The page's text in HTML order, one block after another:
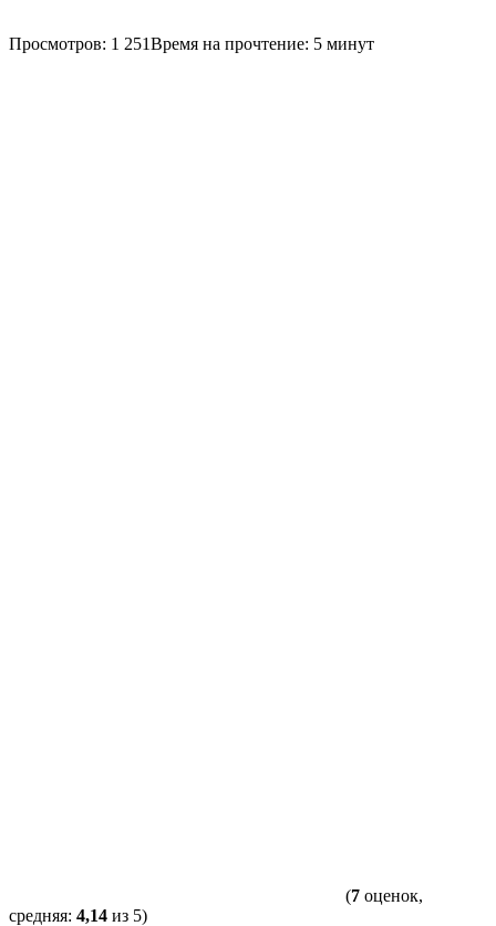
Просмотров: 1 251Время на прочтение: 5 минут
(7 оценок,
средняя: 4,14 из 5)